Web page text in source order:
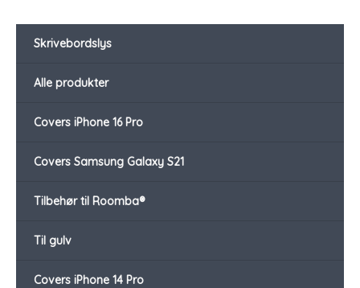
Skrivebordslys
Alle produkter
Covers iPhone 16 Pro
Covers Samsung Galaxy S21
Tilbehør til Roomba®
Til gulv
Covers iPhone 14 Pro